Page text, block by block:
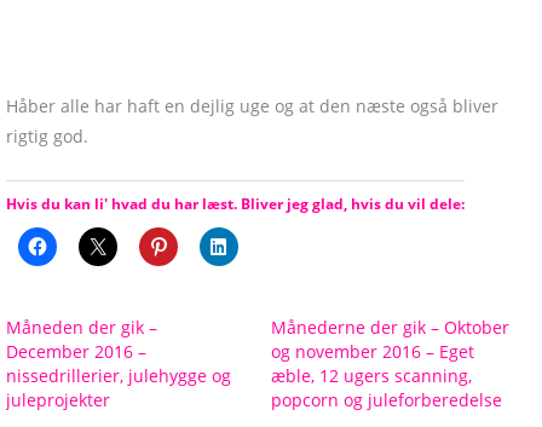
Håber alle har haft en dejlig uge og at den næste også bliver
rigtig god.
Hvis du kan li' hvad du har læst. Bliver jeg glad, hvis du vil dele:
Måneden der gik –
December 2016 –
nissedrillerier, julehygge og
juleprojekter
Månederne der gik – Oktober
og november 2016 – Eget
æble, 12 ugers scanning,
popcorn og juleforberedelse